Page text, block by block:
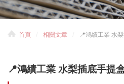
首頁 相關文章 📍鴻績工業 水
📍鴻績工業 水梨插底手提